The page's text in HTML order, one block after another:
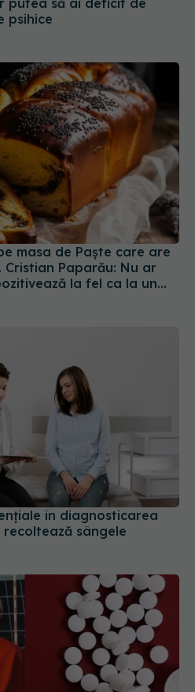
putea să ai deficit de
psihice
Paparău: Nu ar
la fel ca la un
de mare risc
în diagnosticarea
recoltează sângele